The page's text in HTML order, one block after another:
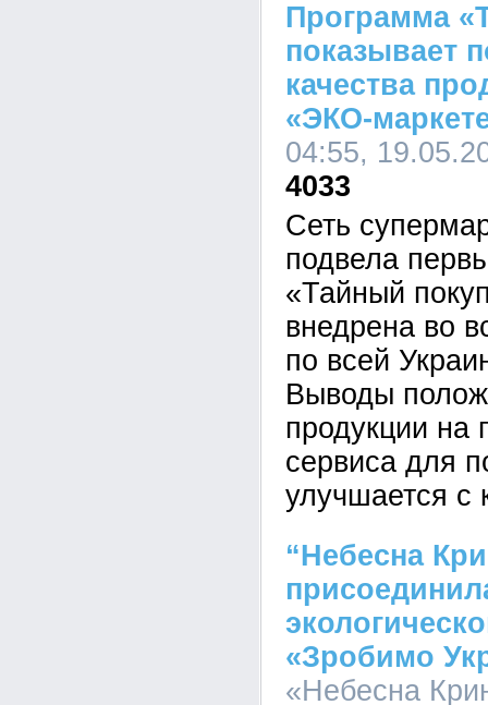
Программа
показывает
качества
«ЭКО-
04:55,
4033
Сеть
подвела
«Тайный
внедрена во
по всей
Выводы
продукции на
сервиса для
улучшается с
“Небесна
«Зробимо
«Небесна